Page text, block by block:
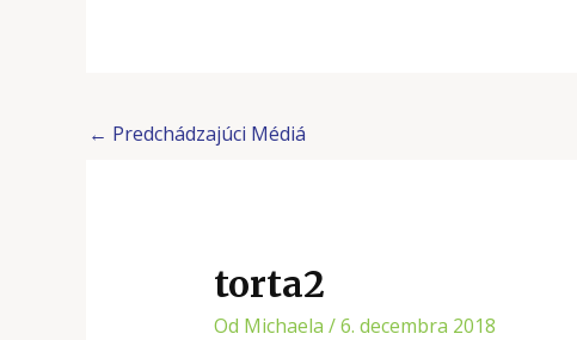
← Predchádzajúci Médiá
torta2
Od Michaela /6. decembra 2018